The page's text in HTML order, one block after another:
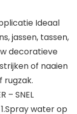
Ideaal
jassen, tassen,
decoratieve
of naaien
rugzak.
– SNEL
water op